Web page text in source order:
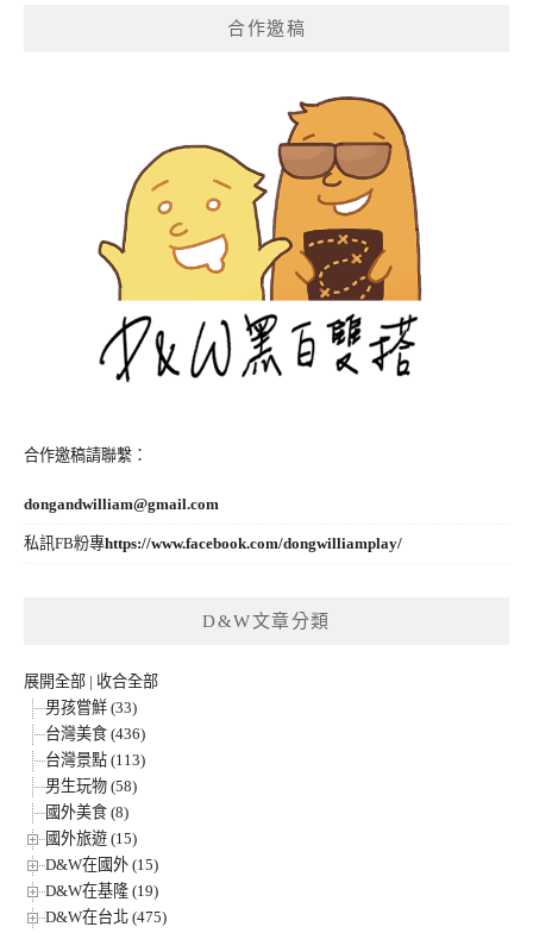
合作邀稿
合作邀稿請聯繫：
dongandwilliam@gmail.com
私訊FB粉專https://www.facebook.com/dongwilliamplay/
D&W文章分類
展開全部 | 收合全部
男孩嘗鮮 (33)
台灣美食 (436)
台灣景點 (113)
男生玩物 (58)
國外美食 (8)
國外旅遊 (15)
D&W在國外 (15)
D&W在基隆 (19)
D&W在台北 (475)